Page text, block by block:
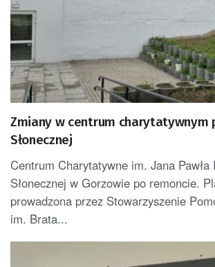
Zmiany w centrum charytatywnym
Słonecznej
Centrum Charytatywne im. Jana Pawła
Słonecznej w Gorzowie po remoncie.
prowadzona przez Stowarzyszenie
im. Brata...